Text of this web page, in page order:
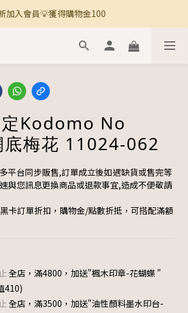
🚚 全館滿800免運 🚚
加入會員💡獲得購物金100
🚚 全館滿800免運 🚚
定Kodomo No
底梅花 11024-062
平台同步販售,訂單成立後如遇缺貨或售完等
與您訊息更換商品或退款事宜,造成不便敬請
卡訂單折扣，購物金/點數折抵，可搭配滿額
全店，滿4800，加送"楓木印章-花蝴蝶 "
410)
全店，滿3500，加送"油性顏料墨水印台-